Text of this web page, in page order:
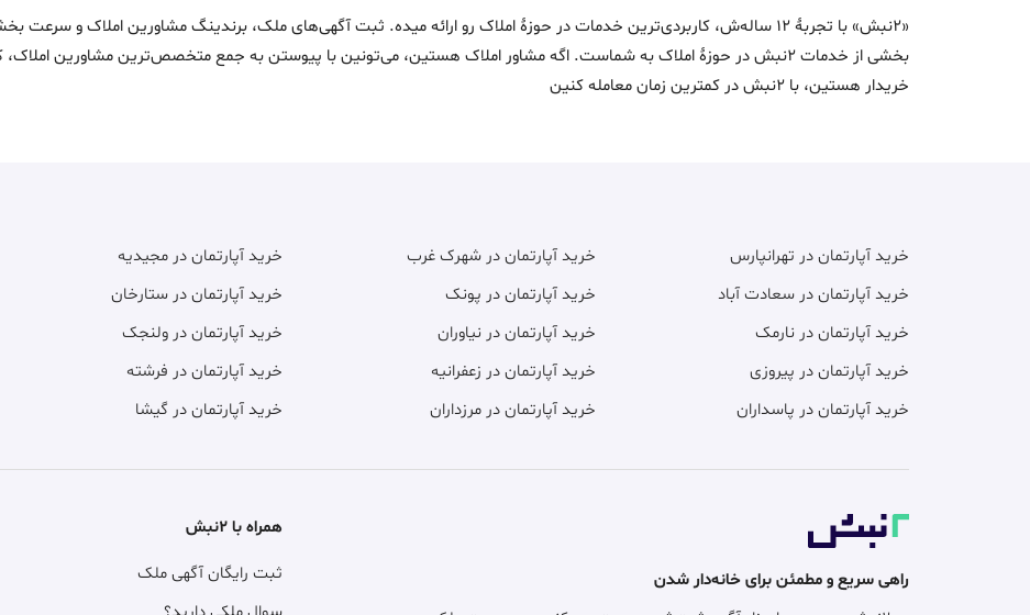
«2نبش» با تجربۀ 12 ساله‌ش، کاربردی‌ترین خدمات در حوزۀ املاک رو ارائه میده. ثبت آگهی‌های ملک، برندینگ مشاورین املاک و
بخشی از خدمات 2نبش در حوزۀ املاک به شماست. اگه مشاور املاک هستین، می‌تونین با پیوستن به جمع متخصص‌ترین مشاورین
خریدار هستین، با 2نبش در کمترین زمان معامله‌ کنین
خرید آپارتمان در تهرانپارس
خرید آپارتمان در سعادت آباد
خرید آپارتمان در نارمک
خرید آپارتمان در پیروزی
خرید آپارتمان در پاسداران
خرید آپارتمان در شهرک غرب
خرید آپارتمان در پونک
خرید آپارتمان در نیاوران
خرید آپارتمان در زعفرانیه
خرید آپارتمان در مرزداران
خرید آپارتمان در مجیدیه
خرید آپارتمان در ستارخان
خرید آپارتمان در ولنجک
خرید آپارتمان در فرشته
خرید آپارتمان در گیشا
راهی سریع و مطمئن برای خانه‌دار شدن
همراه با ۲نبش
ثبت رایگان آگهی ملک